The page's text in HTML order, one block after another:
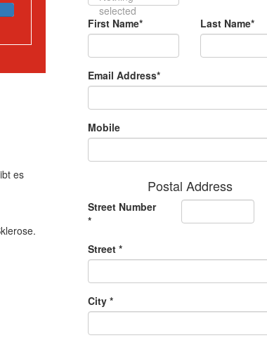
selected
First Name*
Last Name*
Email Address*
Mobile
Postal Address
Street Number
*
Street *
City *
es